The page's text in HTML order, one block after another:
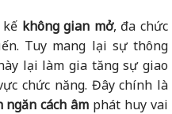
không gian mở, đa chức
Tuy mang lại sự thông
lại làm gia tăng sự giao
chức năng. Đây chính là
ngăn cách âm phát huy vai